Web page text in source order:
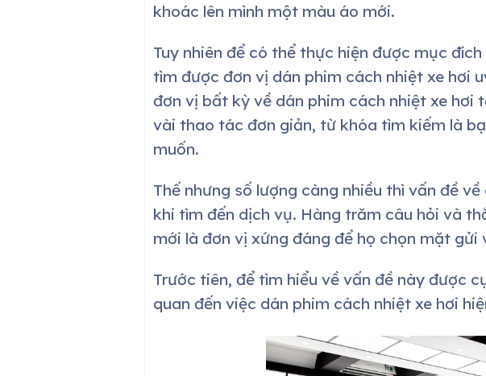
khoác lên mình một màu áo mới.
Tuy nhiên để có thể thực hiện được mục
tìm được đơn vị dán phim cách nhiệt xe hơi
đơn vị bất kỳ về dán phim cách nhiệt xe hơi
vài thao tác đơn giản, từ khóa tìm kiếm là
muốn.
Thế nhưng số lượng càng nhiều thì vấn đề
khi tìm đến dịch vụ. Hàng trăm câu hỏi và
mới là đơn vị xứng đáng để họ chọn mặt
Trước tiên, để tìm hiểu về vấn đề này được
quan đến việc dán phim cách nhiệt xe hơi